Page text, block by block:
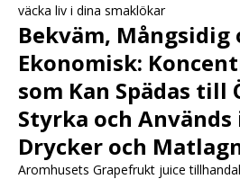
väcka liv i dina smaklökar
Bekväm, Mångsidig
Ekonomisk:
som Kan Spädas till
Styrka och Används
Drycker och
Aromhusets Grapefrukt juice